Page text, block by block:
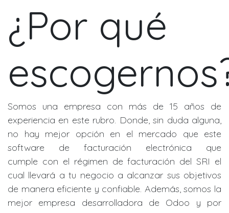
¿Por qué
Somos una empresa con más de 15 años de
experiencia en este rubro. Donde, sin duda alguna,
no hay mejor opción en el mercado que este
software de facturación electrónica que
cumple con el régimen de facturación del SRI el
cual llevará a tu negocio a alcanzar sus objetivos
de manera eficiente y confiable. Además, somos la
mejor empresa desarrolladora de Odoo y por